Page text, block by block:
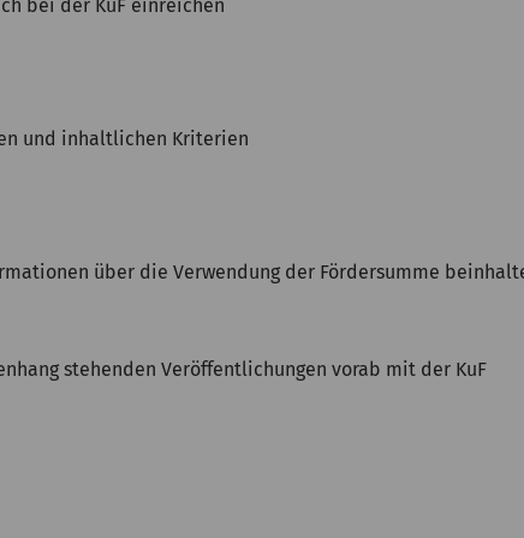
bei der KuF einreichen
und inhaltlichen Kriterien
über die Verwendung der Fördersumme
stehenden Veröffentlichungen vorab mit der KuF